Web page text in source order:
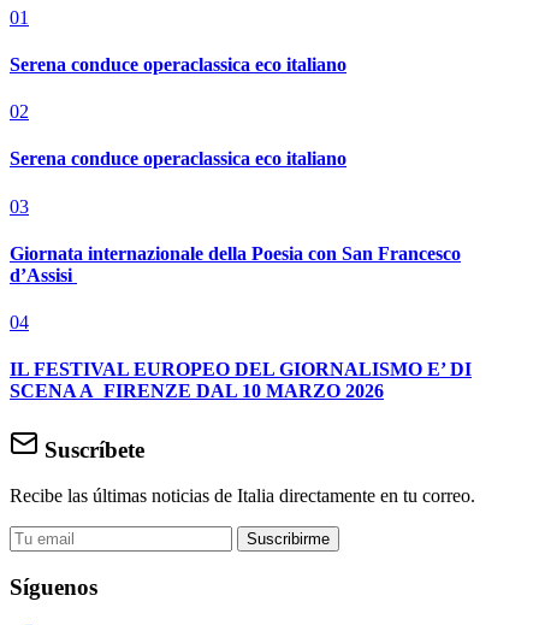
01
Serena conduce operaclassica eco italiano
02
Serena conduce operaclassica eco italiano
03
Giornata internazionale della Poesia con San Francesco
d’Assisi
04
IL FESTIVAL EUROPEO DEL GIORNALISMO E’ DI
SCENA A FIRENZE DAL 10 MARZO 2026
Suscríbete
Recibe las últimas noticias de Italia directamente en tu correo.
Suscribirme
Síguenos